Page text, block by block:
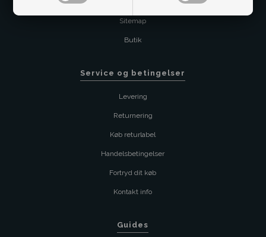
Sitemap
Butik
Service og betingelser
Levering
Returnering
Køb returlabel
Handelsbetingelser
Fortryd dit køb
Kontakt info
Guides